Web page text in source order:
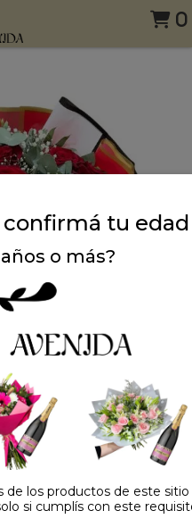
0
IMPORTADAS
Ahorrás 39%
tu edad
o más?
de los productos de este
si cumplís con este